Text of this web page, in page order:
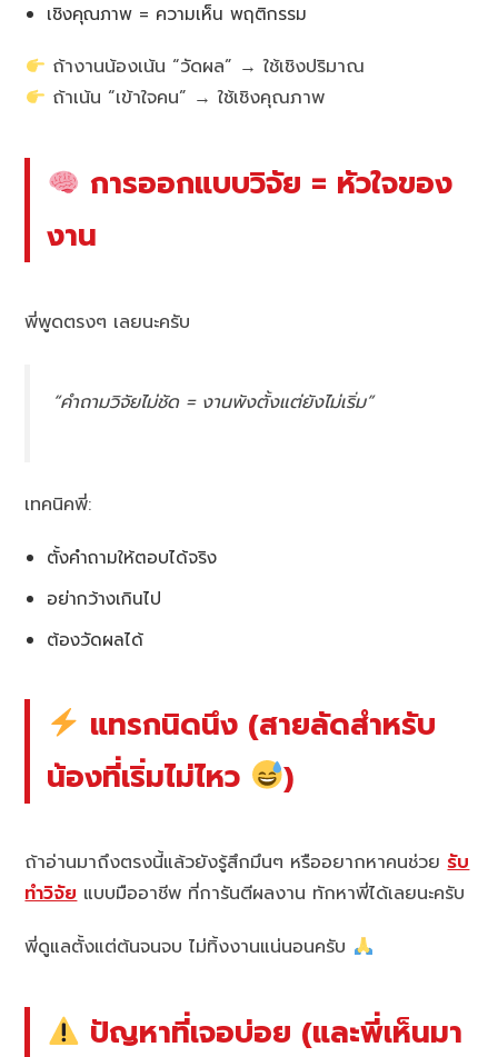
เชิงคุณภาพ = ความเห็น พฤติกรรม
ถ้างานน้องเน้น “วัดผล” → ใช้เชิงปริมาณ
ถ้าเน้น “เข้าใจคน” → ใช้เชิงคุณภาพ
การออกแบบวิจัย = หัวใจของ
งาน
พี่พูดตรงๆ เลยนะครับ
“คำถามวิจัยไม่ชัด = งานพังตั้งแต่ยังไม่เริ่ม”
เทคนิคพี่:
ตั้งคำถามให้ตอบได้จริง
อย่ากว้างเกินไป
ต้องวัดผลได้
แทรกนิดนึง (สายลัดสำหรับ
น้องที่เริ่มไม่ไหว
)
ถ้าอ่านมาถึงตรงนี้แล้วยังรู้สึกมึนๆ หรืออยากหาคนช่วยรับ
ทำวิจัยแบบมืออาชีพ ที่การันตีผลงาน ทักหาพี่ได้เลยนะครับ
พี่ดูแลตั้งแต่ต้นจนจบ ไม่ทิ้งงานแน่นอนครับ
ปัญหาที่เจอบ่อย (และพี่เห็นมา